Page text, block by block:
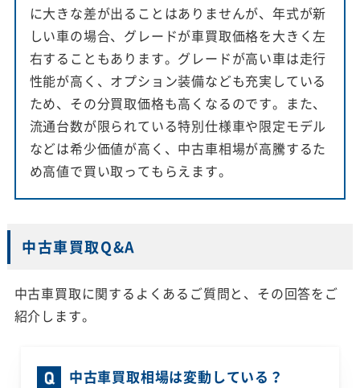
に大きな差が出ることはありませんが、年式が新
しい車の場合、グレードが車買取価格を大きく左
右することもあります。グレードが高い車は走行
性能が高く、オプション装備なども充実している
ため、その分買取価格も高くなるのです。また、
流通台数が限られている特別仕様車や限定モデル
などは希少価値が高く、中古車相場が高騰するた
め高値で買い取ってもらえます。
中古車買取Q&A
中古車買取に関するよくあるご質問と、その回答をご
紹介します。
中古車買取相場は変動している？